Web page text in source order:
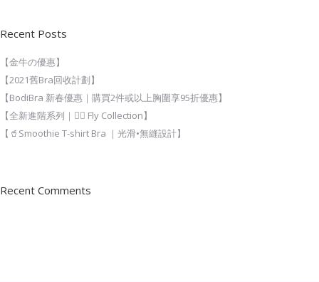
Recent Posts
【金牛の優惠】
【2021舊Bra回收計劃】
【BodiBra 新春優惠｜購買2件或以上胸圍享95折優惠】
【全新進階系列｜🧚‍♀️ Fly Collection】
【🥤Smoothie T-shirt Bra ｜光滑•無縫設計】
Recent Comments